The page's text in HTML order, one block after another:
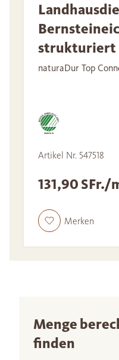
strukturiert
naturaDur Top
Artikel Nr. 547518
131,90 SFr./
Merken
Menge
finden